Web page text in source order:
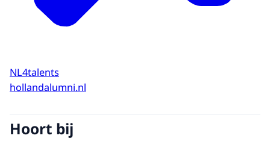
NL4talents
hollandalumni.nl
Hoort bij